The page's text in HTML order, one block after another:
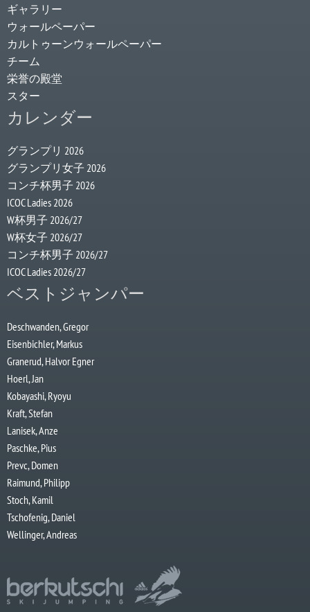
ギャラリー
ウォールペーパー
カルトゥーンウォールペーパー
チーム
栄誉の殿堂
スター
カレンダー
グランプリ 2026
グランプリ女子 2026
コンチ杯男子 2026
ICOC Ladies 2026
W杯男子 2026/27
W杯女子 2026/27
コンチ杯男子 2026/27
ICOC Ladies 2026/27
ベストジャンパー
Deschwanden, Gregor
Eisenbichler, Markus
Granerud, Halvor Egner
Hoerl, Jan
Kobayashi, Ryoyu
Kraft, Stefan
Lanisek, Anze
Paschke, Pius
Prevc, Domen
Raimund, Philipp
Stoch, Kamil
Tschofenig, Daniel
Wellinger, Andreas